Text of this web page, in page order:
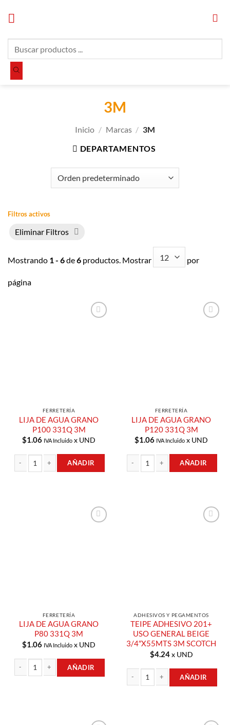
productos
3M
Inicio / Marcas / 3M
DEPARTAMENTOS
Filtros activos
Eliminar Filtros
Mostrando 1 - 6de6 productos. Mostrar por
página
FERRETERÍA
LIJA DE AGUA GRANO
P100 331Q 3M
$1.06 IVA Incluido x UND
AÑADIR
FERRETERÍA
LIJA DE AGUA GRANO
P120 331Q 3M
$1.06 IVA Incluido x UND
AÑADIR
FERRETERÍA
LIJA DE AGUA GRANO
P80 331Q 3M
$1.06 IVA Incluido x UND
AÑADIR
ADHESIVOS Y PEGAMENTOS
TEIPE ADHESIVO 201+
USO GENERAL BEIGE
3/4″X55MTS 3M SCOTCH
$4.24x UND
AÑADIR